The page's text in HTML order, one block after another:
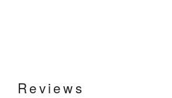
reviews